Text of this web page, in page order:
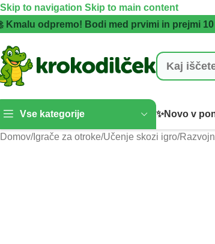
Skip to navigation Skip to main content
Kmalu odpremo! Bodi med prvimi in prejmi
Vse kategorije ✨Novo v
Domov/Igrače za otroke/Učenje skozi igro/